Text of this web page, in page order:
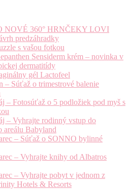
NOVÉ 360° HRNČEKY LOVI
predzáhradky
s vašou fotkou
Sensiderm krém – novinka v
dermatitídy
gél Lactofeel
– Súťaž o trimestrové balenie
– Fotosúťaž o 5 podložiek pod myš s
– Vyhrajte rodinný vstup do
areálu Babyland
– Súťaž o SONNO bylinné
– Vyhrajte knihy od Albatros
– Vyhrajte pobyt v jednom z
Hotels & Resorts